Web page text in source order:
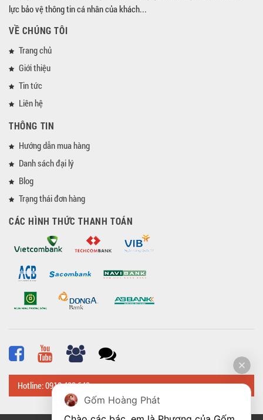
lực bảo vệ thông tin cá nhân của khách...
VỀ CHÚNG TÔI
Trang chủ
Giới thiệu
Tin tức
Liên hệ
THÔNG TIN
Hướng dẫn mua hàng
Danh sách đại lý
Blog
Trạng thái đơn hàng
CÁC HÌNH THỨC THANH TOÁN
Hotline: 0918 482 648
Gốm Hoàng Phát